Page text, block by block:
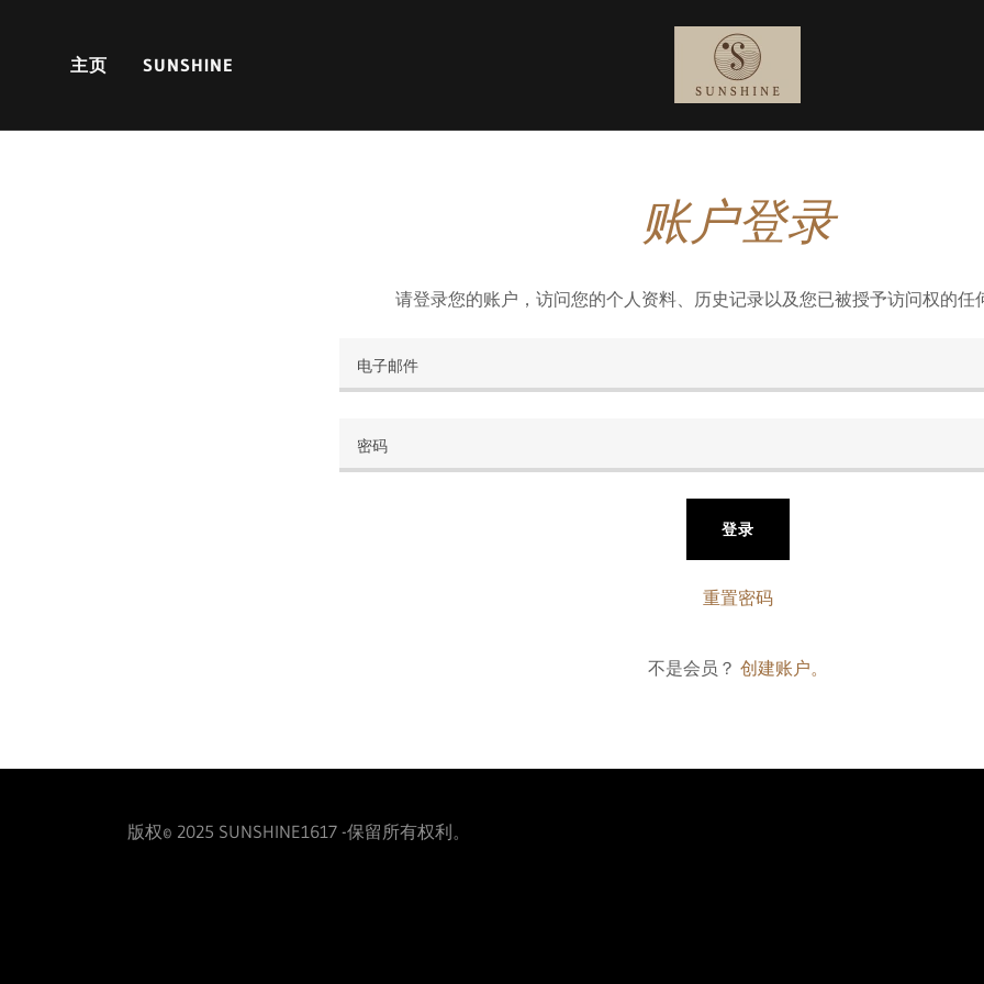
主页 SUNSHINE
账户登录
请登录您的账户，访问您的个人资料、历史记录以及您已被授予访问权的任
登录
重置密码
不是会员？ 创建账户。
版权© 2025 SUNSHINE1617 -保留所有权利。